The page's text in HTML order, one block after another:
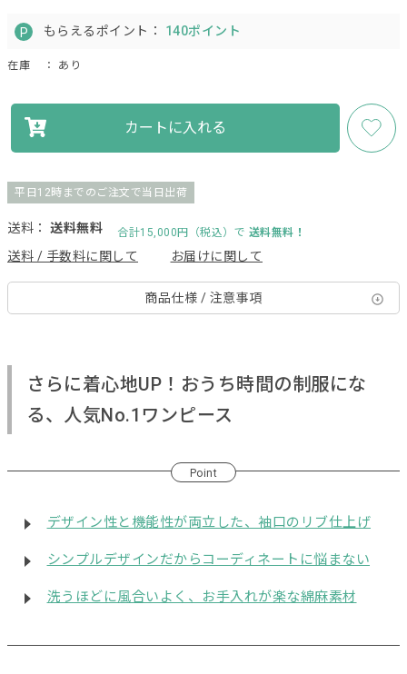
もらえるポイント： 140ポイント
在庫 ： あり
カートに入れる
平日12時までのご注文で当日出荷
送料： 送料無料 合計15,000円（税込）で 送料無料！
送料 / 手数料に関して お届けに関して
商品仕様 / 注意事項
さらに着心地UP！おうち時間の制服にな
る、人気No.1ワンピース
Point
デザイン性と機能性が両立した、袖口のリブ仕上げ
シンプルデザインだからコーディネートに悩まない
洗うほどに風合いよく、お手入れが楽な綿麻素材